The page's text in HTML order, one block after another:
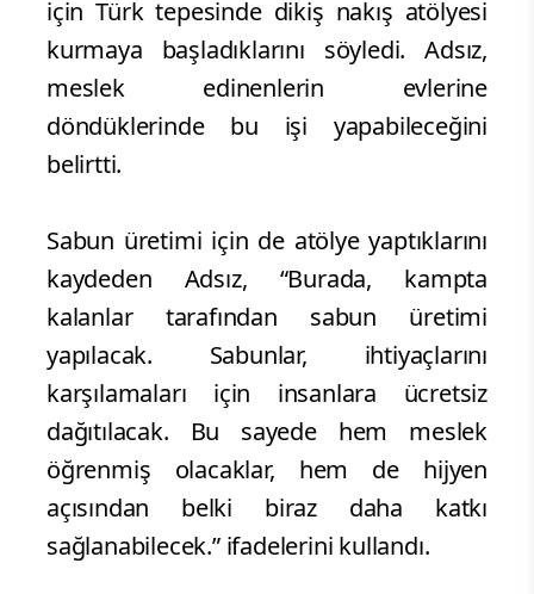
için Türk tepesinde dikiş nakış atölyesi
kurmaya başladıklarını söyledi. Adsız,
meslek edinenlerin evlerine
döndüklerinde bu işi yapabileceğini
belirtti.
Sabun üretimi için de atölye yaptıklarını
kaydeden Adsız, “Burada, kampta
kalanlar tarafından sabun üretimi
yapılacak. Sabunlar, ihtiyaçlarını
karşılamaları için insanlara ücretsiz
dağıtılacak. Bu sayede hem meslek
öğrenmiş olacaklar, hem de hijyen
açısından belki biraz daha katkı
sağlanabilecek.” ifadelerini kullandı.